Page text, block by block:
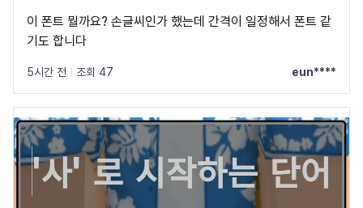
이 폰트 뭘까요? 손글씨인가 했는데 간격이 일정해서 폰트 같
기도 합니다
5시간 전 조회 47 eun****